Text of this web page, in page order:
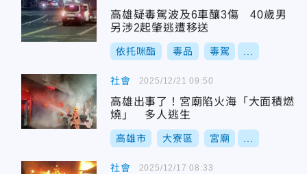
高雄疑毒駕波及6車釀3傷 40歲男
另涉2起肇逃遭移送
依托咪酯 毒品 毒駕
社會
高雄出事了！宮廟陷火海「大面積燃
燒」 多人逃生
高雄市 大寮區 宮廟
2025/12/21 09:50
社會 2025/12/17 08:33